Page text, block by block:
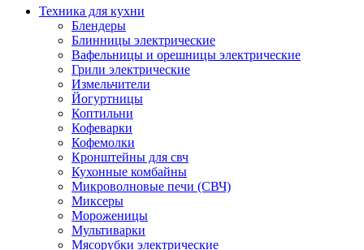
Техника для кухни
Блендеры
Блинницы электрические
Вафельницы и орешницы электрические
Грили электрические
Измельчители
Йогуртницы
Коптильни
Кофеварки
Кофемолки
Кронштейны для свч
Кухонные комбайны
Микроволновые печи (СВЧ)
Миксеры
Мороженицы
Мультиварки
Мясорубки электрические